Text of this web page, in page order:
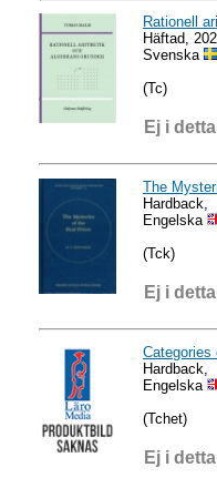
Rationell
Häftad,
Svenska
(Tc)
Ej i
The
Hardback,
Engelska
(Tck)
Ej i
Categories
Hardback,
Engelska
(Tchet)
Ej i